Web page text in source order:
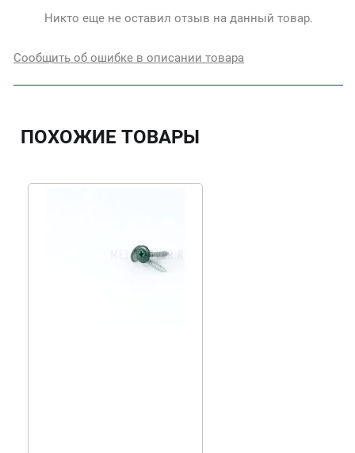
Никто еще не оставил отзыв на данный товар.
Сообщить об ошибке в описании товара
ПОХОЖИЕ ТОВАРЫ